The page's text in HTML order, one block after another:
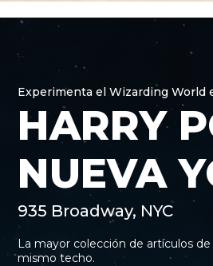
Experimenta el Wizarding World
HARRY
NUEVA
935 Broadway, NYC
La mayor colección de artículos
mismo techo.